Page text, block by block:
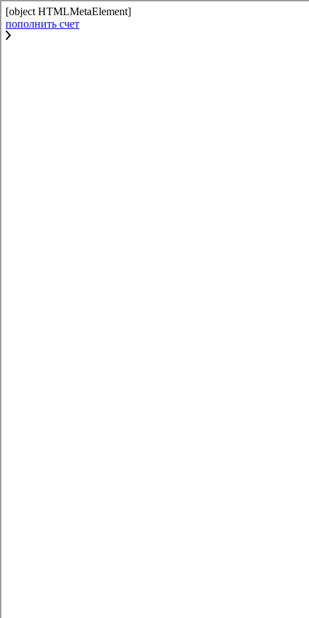
[object HTMLMetaElement]
пополнить счет